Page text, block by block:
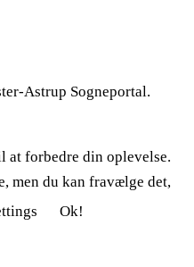
Astrup Sogneportal.
at forbedre din oplevelse.
men du kan fravælge det,
Ok!